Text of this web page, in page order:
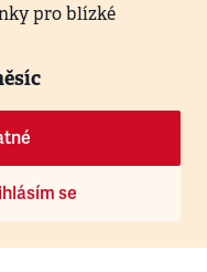
pro blízké
se